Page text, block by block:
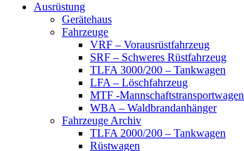
Ausrüstung
Gerätehaus
Fahrzeuge
VRF – Vorausrüstfahrzeug
SRF – Schweres Rüstfahrzeug
TLFA 3000/200 – Tankwagen
LFA – Löschfahrzeug
MTF -Mannschaftstransportwagen
WBA – Waldbrandanhänger
Fahrzeuge Archiv
TLFA 2000/200 – Tankwagen
Rüstwagen